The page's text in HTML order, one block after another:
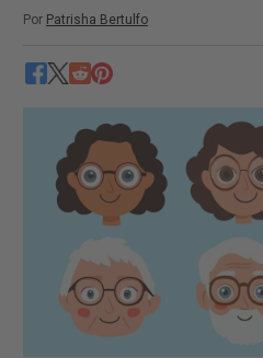
Por Patrisha Bertulfo